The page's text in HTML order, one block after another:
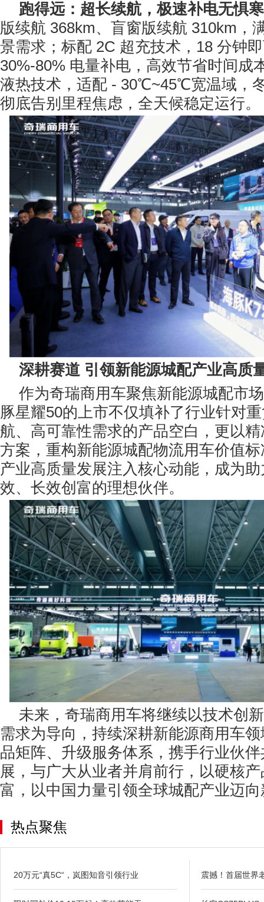
跑得远：超长续航，极速补电无惧
版续航 368km、盲窗版续航 310km，
景需求；标配 2C 超充技术，18 分钟
30%-80% 电量补电，高效节省时间成
液热技术，适配 - 30℃~45℃宽温域，
彻底告别里程焦虑，全天候稳定运行。
深耕赛道 引领新能源城配产业高质
作为奇瑞商用车聚焦新能源城配市
豚星耀50的上市不仅填补了行业针对
航、高可靠性需求的产品空白，更以
方案，重构新能源城配物流用车价值
产业高质量发展注入核心动能，成为
效、长效创富的理想伙伴。
未来，奇瑞商用车将继续以技术创
需求为导向，持续深耕新能源商用车
品矩阵、升级服务体系，携手行业伙
展，与广大从业者并肩前行，以硬核
富，以中国力量引领全球城配产业迈
热点聚焦
20万元“真5C“，岚图知音引领行业 震撼！首届世界